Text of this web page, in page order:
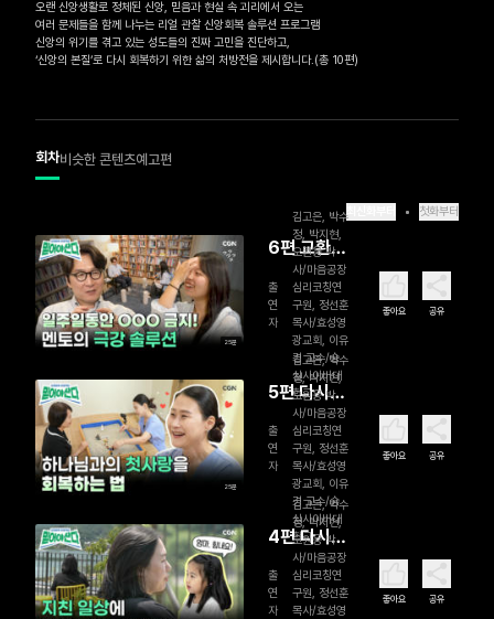
오랜 신앙생활로 정체된 신앙, 믿음과 현실 속 괴리에서 오는
여러 문제들을 함께 나누는 리얼 관찰 신앙회복 솔루션 프로그램
신앙의 위기를 겪고 있는 성도들의 진짜 고민을 진단하고,
‘신앙의 본질’로 다시 회복하기 위한 삶의 처방전을 제시합니다.(총 10편)
회차비슷한 콘텐츠예고편
첫화부터
25분
6편 교환
일기
출
연
자
김고은, 박수
정, 박지현,
오원웅 박
사/마음공장
심리코칭연
구원, 정선훈
목사/효성영
광교회, 이유
경 교수/숭
실사이버대
학교
좋아요 공유
25분
5편 다시,
첫사랑
출
연
자
김고은, 박수
정, 박지현,
오원웅 박
사/마음공장
심리코칭연
구원, 정선훈
목사/효성영
광교회, 이유
경 교수/숭
실사이버대
학교
좋아요 공유
4편 다시
하는 신앙
고백
출
연
자
김고은, 박수
정, 박지현,
오원웅 박
사/마음공장
심리코칭연
구원, 정선훈
목사/효성영
좋아요 공유